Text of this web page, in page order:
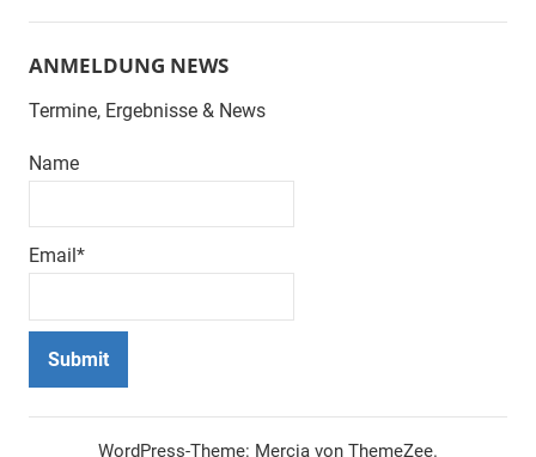
der
Beiträge
ANMELDUNG NEWS
Termine, Ergebnisse & News
Name
Email*
WordPress-Theme: Mercia von ThemeZee.